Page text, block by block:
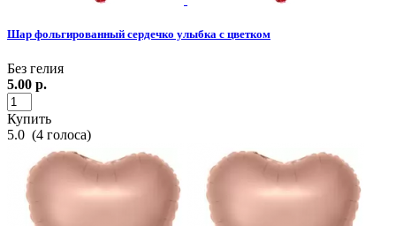
Шар фольгированный сердечко улыбка с цветком
Без гелия
5.00 р.
Купить
5.0 (4 голоса)